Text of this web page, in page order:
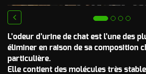
L’odeur d’urine de chat est l’une des
éliminer en raison de sa composition
particulière.
Elle contient des molécules très